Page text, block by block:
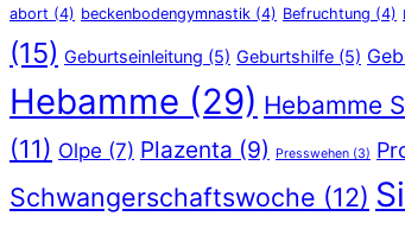
abort (4) beckenbodengymnastik (4) Befruchtung (4)
(15) Geburtseinleitung (5) Geburtshilfe (5)
Hebamme (29) Hebamme
(11) Olpe (7) Plazenta (9) Presswehen (3)
Schwangerschaftswoche (12)